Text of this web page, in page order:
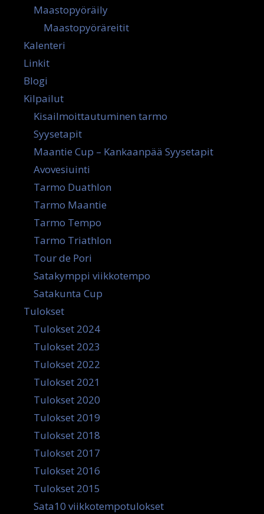
Maastopyöräily
Maastopyöräreitit
Kalenteri
Linkit
Blogi
Kilpailut
Kisailmoittautuminen tarmo
Syysetapit
Maantie Cup – Kankaanpää Syysetapit
Avovesiuinti
Tarmo Duathlon
Tarmo Maantie
Tarmo Tempo
Tarmo Triathlon
Tour de Pori
Satakymppi viikkotempo
Satakunta Cup
Tulokset
Tulokset 2024
Tulokset 2023
Tulokset 2022
Tulokset 2021
Tulokset 2020
Tulokset 2019
Tulokset 2018
Tulokset 2017
Tulokset 2016
Tulokset 2015
Sata10 viikkotempotulokset